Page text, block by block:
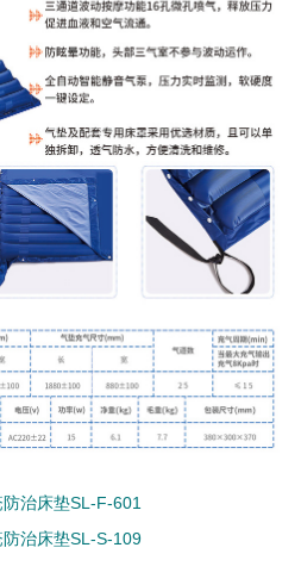
治床垫SL-F-601
治床垫SL-S-109